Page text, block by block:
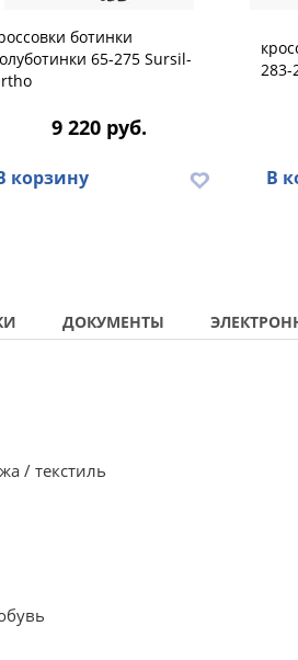
ботинки
65-275 Sursil-
9 220 руб.
корзину
283-
В
ДОКУМЕНТЫ
/ текстиль